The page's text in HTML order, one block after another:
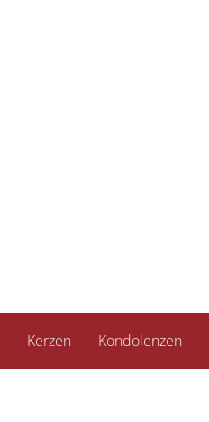
Kerzen Kondolenzen